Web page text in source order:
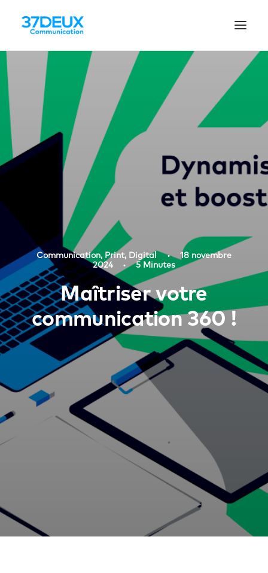
Communication, Print, Digital •
18 novembre
2024
• 5 Minutes
Maîtriser votre
communication 360 !